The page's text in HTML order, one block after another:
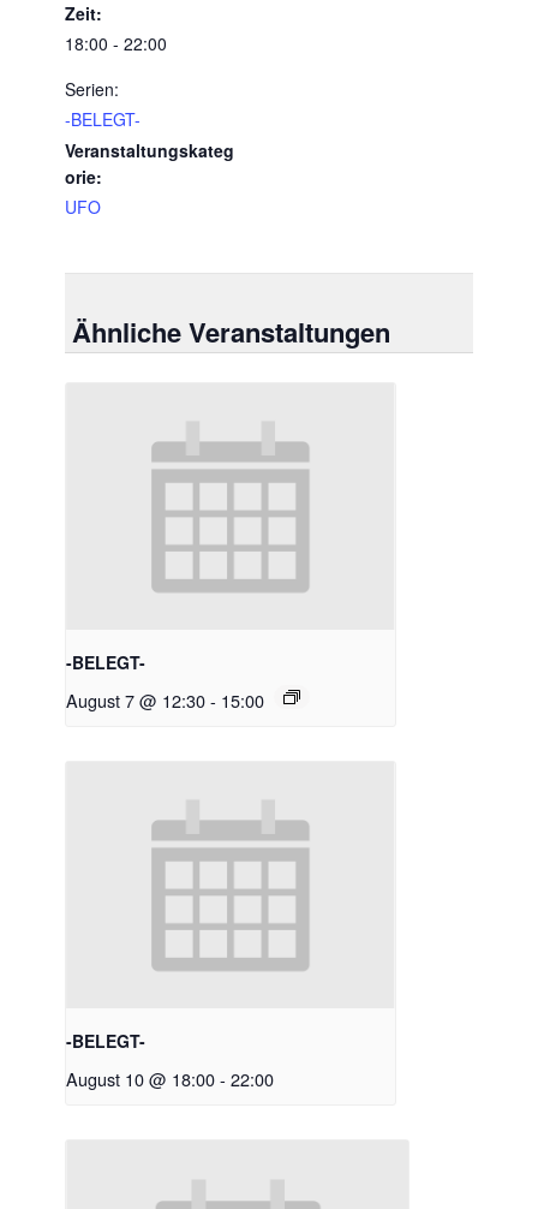
Zeit:
18:00 - 22:00
Serien:
-BELEGT-
Veranstaltungskateg
orie:
UFO
Ähnliche Veranstaltungen
-BELEGT-
August 7 @ 12:30- 15:00
-BELEGT-
August 10 @ 18:00- 22:00